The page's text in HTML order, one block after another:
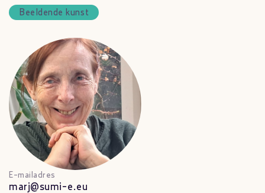
Beeldende kunst
E-mailadres
marj@sumi-e.eu